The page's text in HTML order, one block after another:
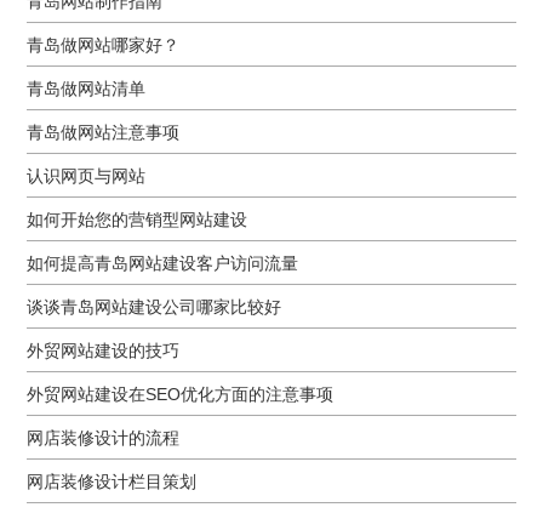
青岛做网站哪家好？
青岛做网站清单
青岛做网站注意事项
认识网页与网站
如何开始您的营销型网站建设
如何提高青岛网站建设客户访问流量
谈谈青岛网站建设公司哪家比较好
外贸网站建设的技巧
外贸网站建设在SEO优化方面的注意事项
网店装修设计的流程
网店装修设计栏目策划